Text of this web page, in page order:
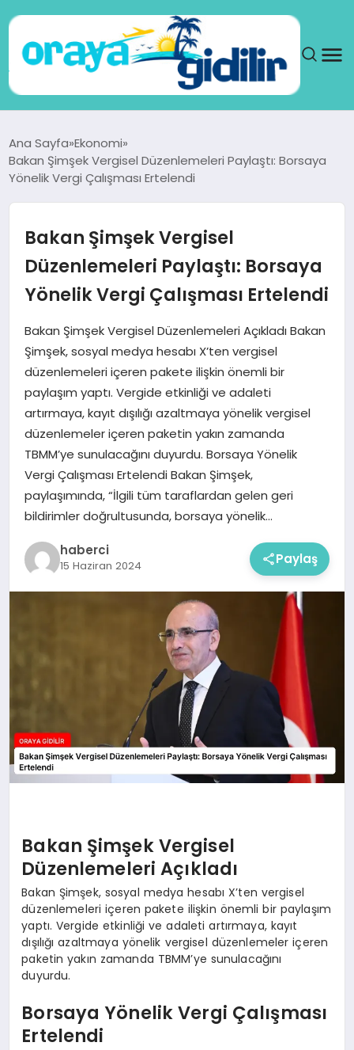
SAĞLIK
TEKNOLOJI
YAŞAM
Ana Sayfa Ekonomi
Bakan Şimşek Vergisel Düzenlemeleri Paylaştı: Borsaya
Yönelik Vergi Çalışması Ertelendi
Bakan Şimşek Vergisel
Düzenlemeleri Paylaştı: Borsaya
Yönelik Vergi Çalışması Ertelendi
Bakan Şimşek Vergisel Düzenlemeleri Açıkladı Bakan
Şimşek, sosyal medya hesabı X’ten vergisel
düzenlemeleri içeren pakete ilişkin önemli bir
paylaşım yaptı. Vergide etkinliği ve adaleti
artırmaya, kayıt dışılığı azaltmaya yönelik vergisel
düzenlemeler içeren paketin yakın zamanda
TBMM’ye sunulacağını duyurdu. Borsaya Yönelik
Vergi Çalışması Ertelendi Bakan Şimşek,
paylaşımında, “İlgili tüm taraflardan gelen geri
bildirimler doğrultusunda, borsaya yönelik…
haberci
15 Haziran 2024 Paylaş
Bakan Şimşek Vergisel
Düzenlemeleri Açıkladı
Bakan Şimşek, sosyal medya hesabı X’ten vergisel
düzenlemeleri içeren pakete ilişkin önemli bir paylaşım
yaptı. Vergide etkinliği ve adaleti artırmaya, kayıt
dışılığı azaltmaya yönelik vergisel düzenlemeler içeren
paketin yakın zamanda TBMM’ye sunulacağını
duyurdu.
Borsaya Yönelik Vergi Çalışması
Ertelendi